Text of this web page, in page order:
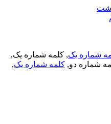
شماره یک, کلمه شماره یک,
شماره دو,کلمه شماره یک,